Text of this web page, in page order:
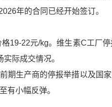
年的合同已经开始签订。
19-22元/kg。维生素C工厂
际成交情况。
期生产商的停报举措以及国
有小幅反弹。